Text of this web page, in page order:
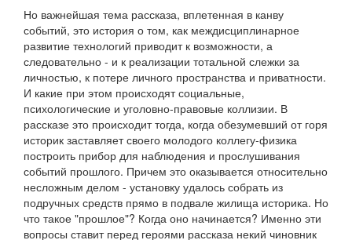
Но важнейшая тема рассказа, вплетенная в канву
событий, это история о том, как междисциплинарное
развитие технологий приводит к возможности, а
следовательно - и к реализации тотальной слежки за
личностью, к потере личного пространства и приватности.
И какие при этом происходят социальные,
психологические и уголовно-правовые коллизии. В
рассказе это происходит тогда, когда обезумевший от горя
историк заставляет своего молодого коллегу-физика
построить прибор для наблюдения и прослушивания
событий прошлого. Причем это оказывается относительно
несложным делом - установку удалось собрать из
подручных средств прямо в подвале жилища историка. Но
что такое "прошлое"? Когда оно начинается? Именно эти
вопросы ставит перед героями рассказа некий чиновник